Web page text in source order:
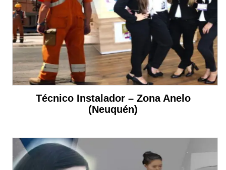
Técnico Instalador – Zona Anelo
(Neuquén)